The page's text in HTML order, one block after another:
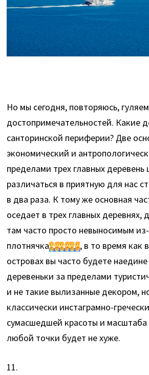
Но мы сегодня, повторяюсь,
достопримечательностей. Какие
санторинской периферии? Две
экономический и
пределами трех главных деревень
различаться в приятную для нас
в два раза. К тому же основная
оседает в трех главных деревнях,
там часто просто невыносимым
плотнячка
, в то время как
островах вы часто будете
деревеньки за пределами
и не такие вылизанные декором,
классически инстаграмно-
сумасшедшей красоты и масштаба
любой точки будет не хуже.
11.